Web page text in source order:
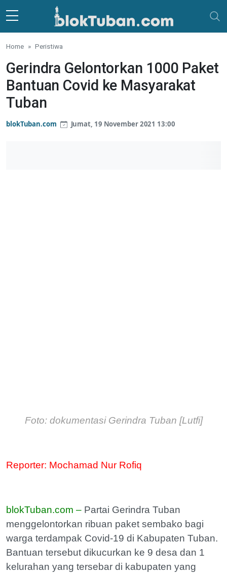
Skip to main content
Home Peristiwa
Gerindra Gelontorkan 1000 Paket
Bantuan Covid ke Masyarakat
Tuban
blokTuban.com Jumat, 19 November 2021 13:00
Foto: dokumentasi Gerindra Tuban [Lutfi]
Reporter: Mochamad Nur Rofiq
blokTuban.com – Partai Gerindra Tuban
menggelontorkan ribuan paket sembako bagi
warga terdampak Covid-19 di Kabupaten Tuban.
Bantuan tersebut dikucurkan ke 9 desa dan 1
kelurahan yang tersebar di kabupaten yang